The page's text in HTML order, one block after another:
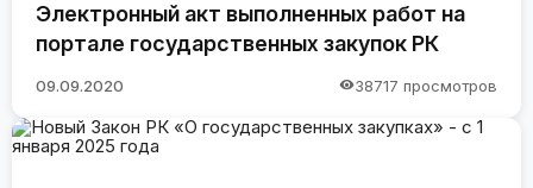
Электронный акт выполненных работ на
портале государственных закупок РК
09.09.2020 38717 просмотров